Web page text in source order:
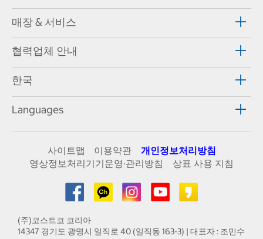
매장 & 서비스
협력업체 안내
한국
Languages
사이트맵 이용약관
개인정보처리방침
영상정보처리기기운영·관리방침
상표 사용 지침
(주)코스트코 코리아
14347 경기도 광명시 일직로 40 (일직동 163-3) | 대표자 : 조민수